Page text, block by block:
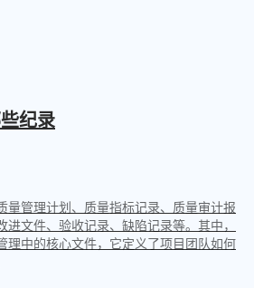
纪录
量管理计划、质量指标记录、质量审计报
进文件、验收记录、缺陷记录等。其中，
理中的核心文件，它定义了项目团队如何